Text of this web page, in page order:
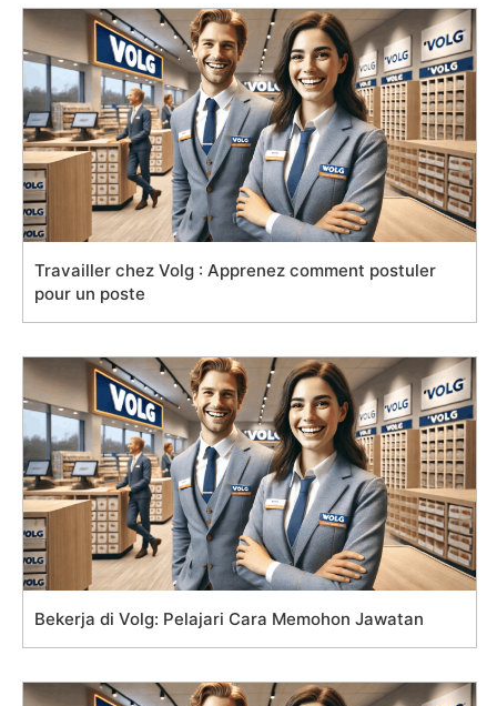
Travailler chez Volg : Apprenez comment postuler
pour un poste
Bekerja di Volg: Pelajari Cara Memohon Jawatan